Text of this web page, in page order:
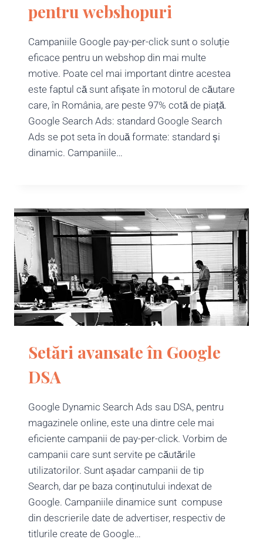
pentru webshopuri
Campaniile Google pay-per-click sunt o soluție
eficace pentru un webshop din mai multe
motive. Poate cel mai important dintre acestea
este faptul că sunt afișate în motorul de căutare
care, în România, are peste 97% cotă de piață.
Google Search Ads: standard Google Search
Ads se pot seta în două formate: standard și
dinamic. Campaniile…
Setări avansate în Google
DSA
Google Dynamic Search Ads sau DSA, pentru
magazinele online, este una dintre cele mai
eficiente campanii de pay-per-click. Vorbim de
campanii care sunt servite pe căutările
utilizatorilor. Sunt așadar campanii de tip
Search, dar pe baza conținutului indexat de
Google. Campaniile dinamice sunt compuse
din descrierile date de advertiser, respectiv de
titlurile create de Google…